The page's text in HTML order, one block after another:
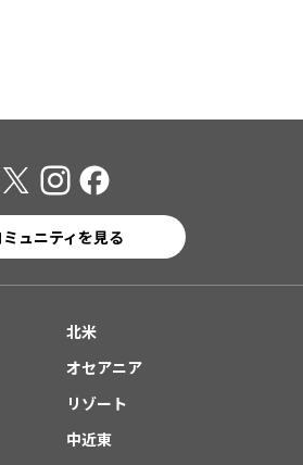
ミュニティを見る
北米
オセアニア
リゾート
中近東